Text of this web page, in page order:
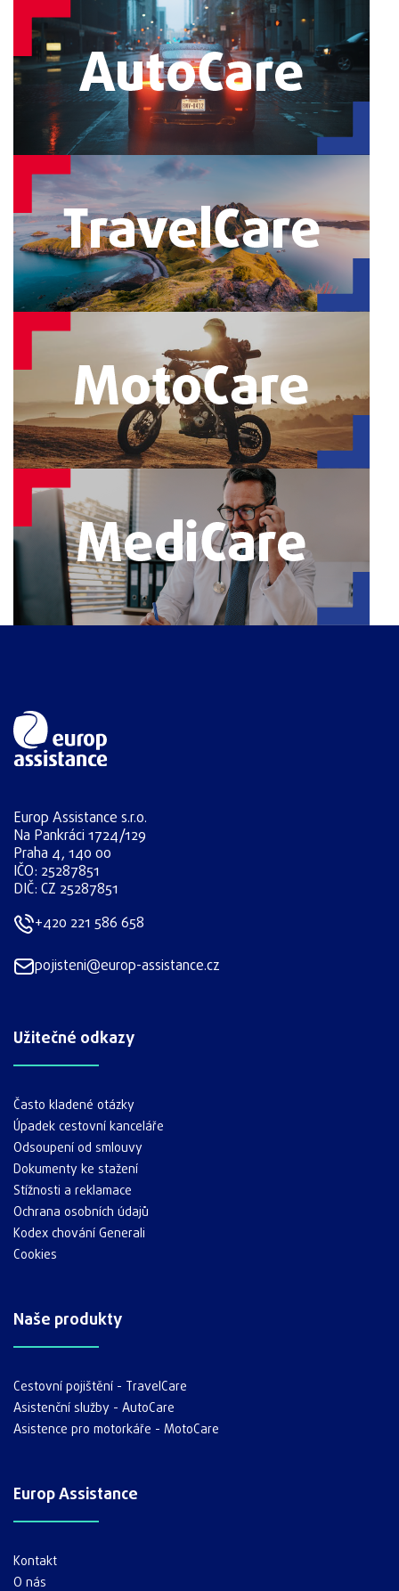
Europ Assistance s.r.o.
Na Pankráci 1724/129
Praha 4, 140 00
IČO: 25287851
DIČ: CZ 25287851
+420 221 586 658
pojisteni@europ-assistance.cz
Užitečné odkazy
Často kladené otázky
Úpadek cestovní kanceláře
Odsoupení od smlouvy
Dokumenty ke stažení
Stížnosti a reklamace
Ochrana osobních údajů
Kodex chování Generali
Cookies
Naše produkty
Cestovní pojištění - TravelCare
Asistenční služby - AutoCare
Asistence pro motorkáře - MotoCare
Europ Assistance
Kontakt
O nás